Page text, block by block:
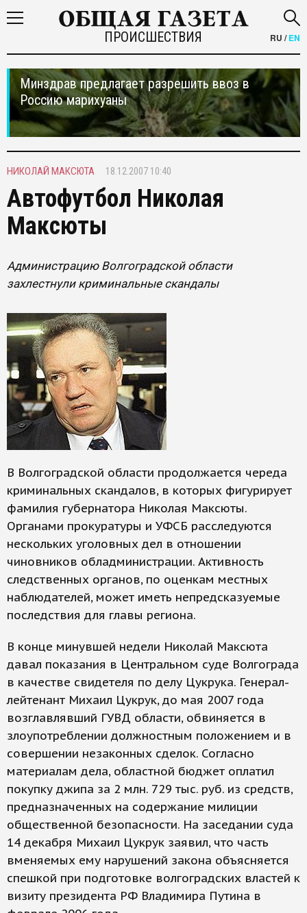
ПРОИСШЕСТВИЯ RU /EN
Минздрав предлагает разрешить ввоз в
Россию марихуаны
НИКОЛАЙ МАКСЮТА 18.12.2007 10:40
Автофутбол Николая
Максюты
Администрацию Волгоградской области
захлестнули криминальные скандалы
В Волгоградской области продолжается череда
криминальных скандалов, в которых фигурирует
фамилия губернатора Николая Максюты.
Органами прокуратуры и УФСБ расследуются
нескольких уголовных дел в отношении
чиновников обладминистрации. Активность
следственных органов, по оценкам местных
наблюдателей, может иметь непредсказуемые
последствия для главы региона.
В конце минувшей недели Николай Максюта
давал показания в Центральном суде Волгограда
в качестве свидетеля по делу Цукрука. Генерал-
лейтенант Михаил Цукрук, до мая 2007 года
возглавлявший ГУВД области, обвиняется в
злоупотреблении должностным положением и в
совершении незаконных сделок. Согласно
материалам дела, областной бюджет оплатил
покупку джипа за 2 млн. 729 тыс. руб. из средств,
предназначенных на содержание милиции
общественной безопасности. На заседании суда
14 декабря Михаил Цукрук заявил, что часть
вменяемых ему нарушений закона объясняется
спешкой при подготовке волгоградских властей к
визиту президента РФ Владимира Путина в